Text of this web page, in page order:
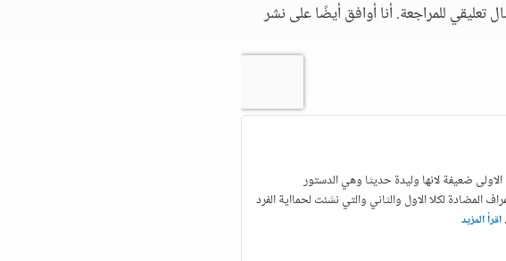
تعليقي للمراجعة. أنا أوافق أيضًا على نشر
ضعيفة لانها وليدة حديثا وهي الدستور
المضادة لكلا الاول والثاني والتي نشئت لحمااية الفرد
اقرأ المزيد